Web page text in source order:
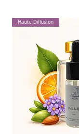
Haute Diffusion